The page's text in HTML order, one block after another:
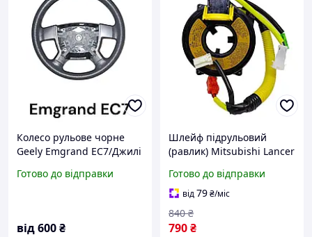
Колесо рульове чорне
Geely Emgrand EC7/Джилі
106400105500669, (з
Готово до відправки
від600₴
Шлейф підрульовий
(равлик) Mitsubishi Lancer
SW609636
Готово до відправки
від79₴/міс
790₴
840 ₴